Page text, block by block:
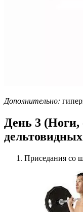
Дополнительно:
День 3 (Ноги,
Приседания со